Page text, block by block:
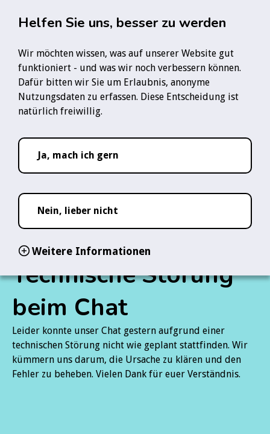
Helfen Sie uns, besser zu werden
Wir möchten wissen, was auf unserer Website gut
funktioniert - und was wir noch verbessern können.
Dafür bitten wir Sie um Erlaubnis, anonyme
Nutzungsdaten zu erfassen. Diese Entscheidung ist
natürlich freiwillig.
Ja, mach ich gern
Nein, lieber nicht
Weitere Informationen
Startseite Forum "Ich bleibe dran" Es ist so verflixt schwer
Folge uns: YouTube-LogoInstagram-Logo
TikTok-LogoWhatsApp-Logo
Technische Störung
beim Chat
Leider konnte unser Chat gestern aufgrund einer
technischen Störung nicht wie geplant stattfinden. Wir
kümmern uns darum, die Ursache zu klären und den
Fehler zu beheben. Vielen Dank für euer Verständnis.